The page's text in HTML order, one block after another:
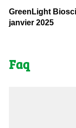
GreenLight
janvier 2025
Faq